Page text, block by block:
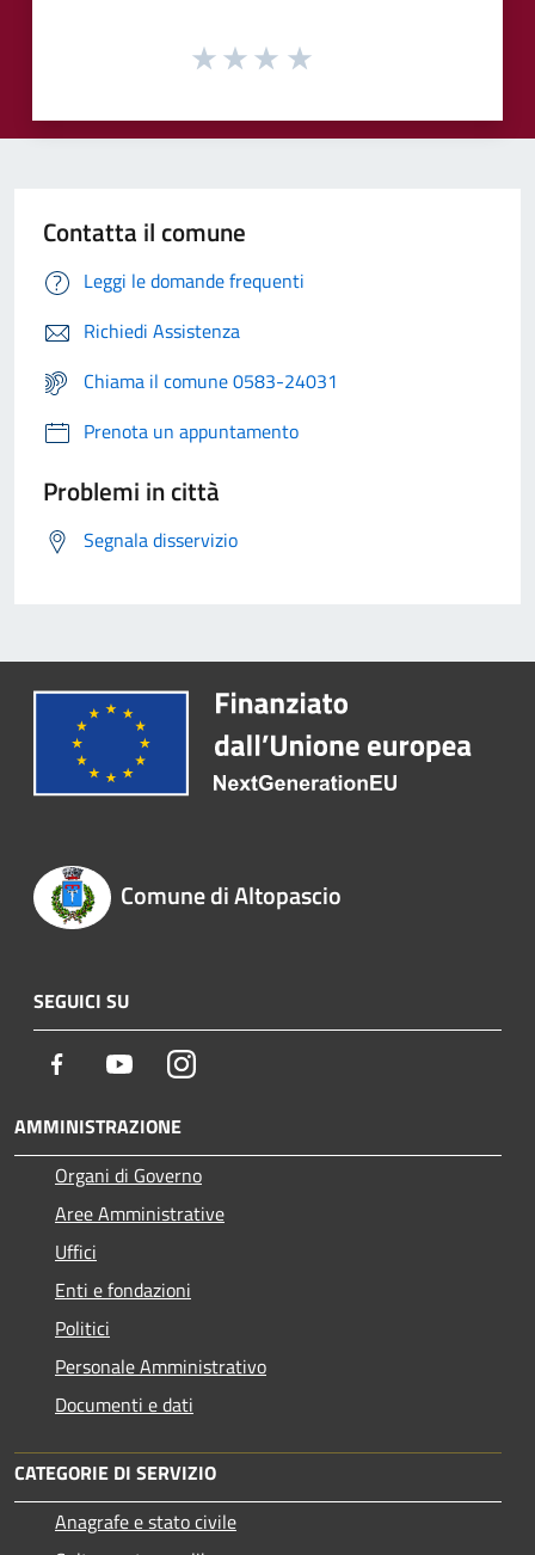
Contatta il comune
Leggi le domande frequenti
Richiedi Assistenza
Chiama il comune 0583-24031
Prenota un appuntamento
Problemi in città
Segnala disservizio
Comune di Altopascio
SEGUICI SU
Facebook YoutubeInstagram
AMMINISTRAZIONE
Organi di Governo
Aree Amministrative
Uffici
Enti e fondazioni
Politici
Personale Amministrativo
Documenti e dati
CATEGORIE DI SERVIZIO
Anagrafe e stato civile